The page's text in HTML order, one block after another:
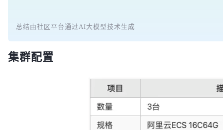
总结由社区平台通过AI大模型技术生成
集群配置